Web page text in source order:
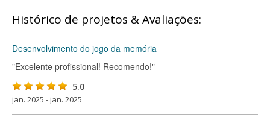
Histórico de projetos & Avaliações:
Desenvolvimento do jogo da memória
"Excelente profissional! Recomendo!"
5.0
jan. 2025 - jan. 2025